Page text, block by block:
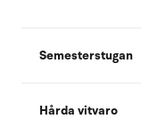
Semesterstugan
Hårda vitvaro